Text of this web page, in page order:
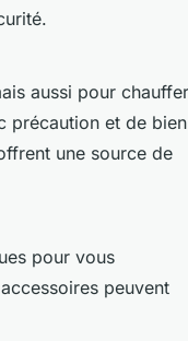
aussi pour chauffer
précaution et de bien
une source de
pour vous
peuvent